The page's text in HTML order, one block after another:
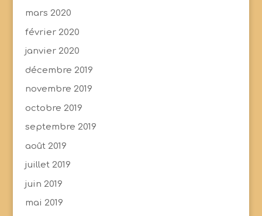
mars 2020
février 2020
janvier 2020
décembre 2019
novembre 2019
octobre 2019
septembre 2019
août 2019
juillet 2019
juin 2019
mai 2019